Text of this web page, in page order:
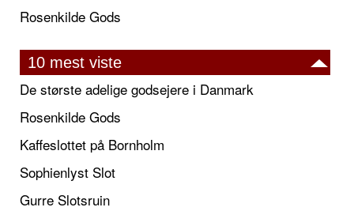
Rosenkilde Gods
10 mest viste
De største adelige godsejere i Danmark
Rosenkilde Gods
Kaffeslottet på Bornholm
Sophienlyst Slot
Gurre Slotsruin